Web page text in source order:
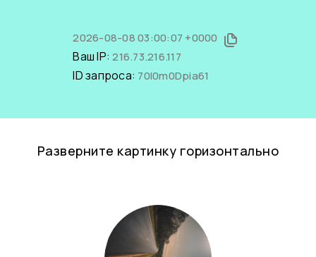
2026-08-08 03:00:07 +0000
Ваш IP:216.73.216.117
ID запроса: 70I0m0Dpia61
Разверните картинку горизонтально